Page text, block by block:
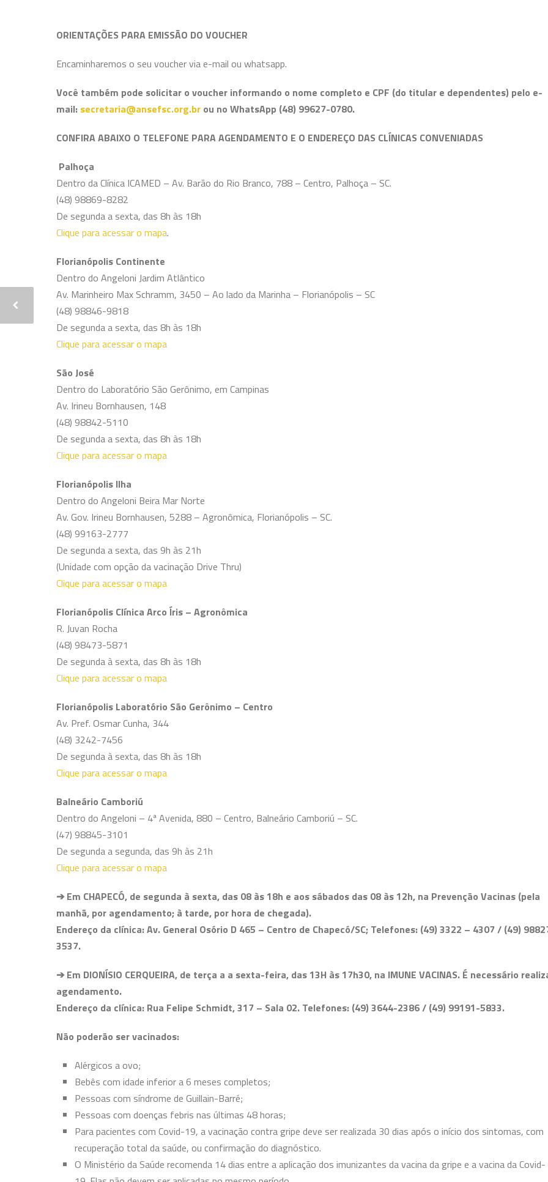
ORIENTAÇÕES PARA EMISSÃO DO VOUCHER
Encaminharemos o seu voucher via e-mail ou whatsapp.
Você também pode solicitar o voucher informando o nome completo e CPF (do titular e dependentes) pelo e-
mail: secretaria@ansefsc.org.br ou no WhatsApp (48) 99627-0780.
CONFIRA ABAIXO O TELEFONE PARA AGENDAMENTO E O ENDEREÇO DAS CLÍNICAS CONVENIADAS
Palhoça
Dentro da Clínica ICAMED – Av. Barão do Rio Branco, 788 – Centro, Palhoça – SC.
(48) 98869-8282
De segunda a sexta, das 8h às 18h
Clique para acessar o mapa.
Florianópolis Continente
Dentro do Angeloni Jardim Atlântico
Av. Marinheiro Max Schramm, 3450 – Ao lado da Marinha – Florianópolis – SC
(48) 98846-9818
De segunda a sexta, das 8h às 18h
Clique para acessar o mapa
São José
Dentro do Laboratório São Gerônimo, em Campinas
Av. Irineu Bornhausen, 148
(48) 98842-5110
De segunda a sexta, das 8h às 18h
Clique para acessar o mapa
Florianópolis Ilha
Dentro do Angeloni Beira Mar Norte
Av. Gov. Irineu Bornhausen, 5288 – Agronômica, Florianópolis – SC.
(48) 99163-2777
De segunda a sexta, das 9h às 21h
(Unidade com opção da vacinação Drive Thru)
Clique para acessar o mapa
Florianópolis Clínica Arco Íris – Agronômica
R. Juvan Rocha
(48) 98473-5871
De segunda à sexta, das 8h às 18h
Clique para acessar o mapa
Florianópolis Laboratório São Gerônimo – Centro
Av. Pref. Osmar Cunha, 344
(48) 3242-7456
De segunda à sexta, das 8h às 18h
Clique para acessar o mapa
Balneário Camboriú
Dentro do Angeloni – 4ª Avenida, 880 – Centro, Balneário Camboriú – SC.
(47) 98845-3101
De segunda a segunda, das 9h às 21h
Clique para acessar o mapa
➔ Em CHAPECÓ, de segunda à sexta, das 08 às 18h e aos sábados das 08 às 12h, na Prevenção Vacinas (pela
manhã, por agendamento; à tarde, por hora de chegada).
Endereço da clínica:Av. General Osório D 465 – Centro de Chapecó/SC; Telefones: (49) 3322 – 4307 / (49)
3537.
➔ Em DIONÍSIO CERQUEIRA, de terça a a sexta-feira, das 13H às 17h30, na IMUNE VACINAS. É necessário
agendamento.
Endereço da clínica: Rua Felipe Schmidt, 317 – Sala 02. Telefones: (49) 3644-2386 / (49) 99191-5833.
Não poderão ser vacinados:
Alérgicos a ovo;
Bebês com idade inferior a 6 meses completos;
Pessoas com síndrome de Guillain-Barré;
Pessoas com doenças febris nas últimas 48 horas;
Para pacientes com Covid-19, a vacinação contra gripe deve ser realizada 30 dias após o início dos sintomas, com
recuperação total da saúde, ou confirmação do diagnóstico.
O Ministério da Saúde recomenda 14 dias entre a aplicação dos imunizantes da vacina da gripe e a vacina da Covid-